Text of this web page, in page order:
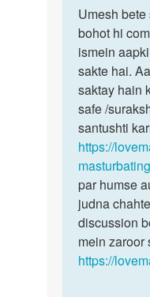
to
Sex
karna
chahta
hu
by
Umesh
kumar
Umesh
bete
sex
ki
ichha
hona…
Umesh
bohot hi
ismein
sakte hai.
saktay hain
safe /
santushti
https://
masturbating
par humse
judna
discussion
mein zaroor
https://